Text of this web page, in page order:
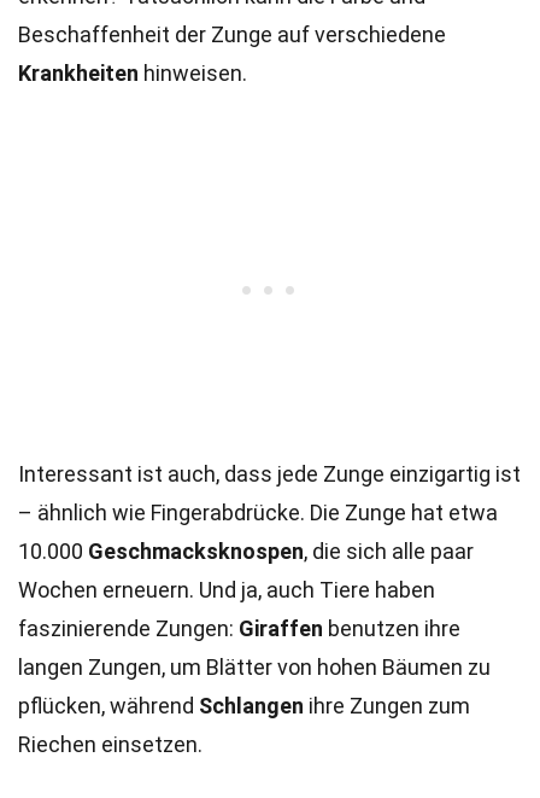
Beschaffenheit der Zunge auf verschiedene
Krankheiten hinweisen.
Interessant ist auch, dass jede Zunge einzigartig ist
– ähnlich wie Fingerabdrücke. Die Zunge hat etwa
10.000 Geschmacksknospen, die sich alle paar
Wochen erneuern. Und ja, auch Tiere haben
faszinierende Zungen: Giraffen benutzen ihre
langen Zungen, um Blätter von hohen Bäumen zu
pflücken, während Schlangen ihre Zungen zum
Riechen einsetzen.